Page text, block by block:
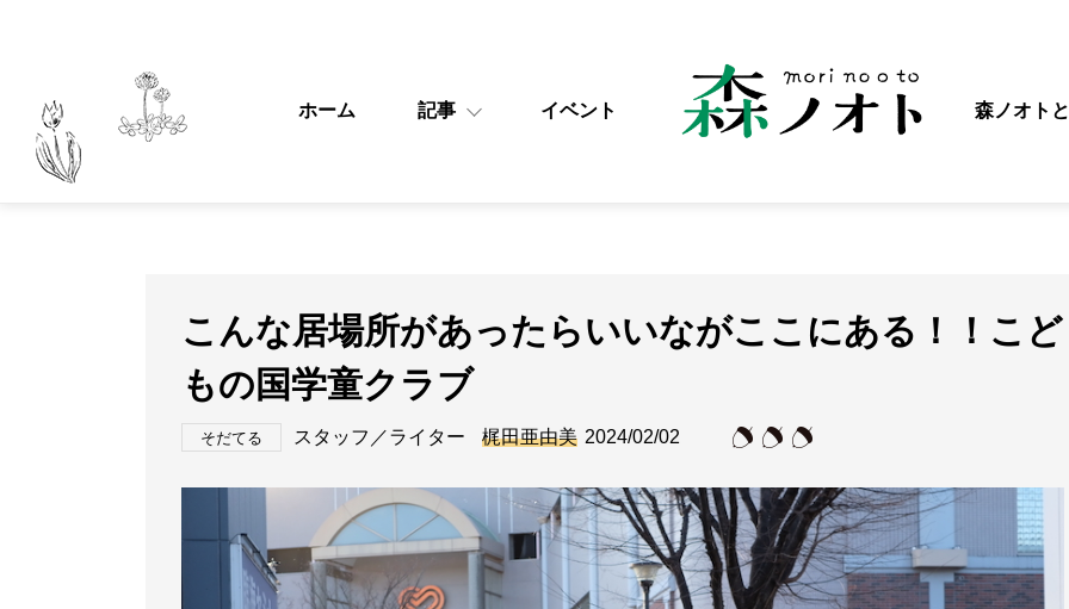
ホーム 記事 イベント 森ノオト
こんな居場所があったらいいながここにある！！こど
もの国学童クラブ
そだてる スタッフ／ライター 梶田亜由美 2024/02/02